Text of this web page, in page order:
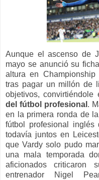
Aunque el ascenso de
mayo se anunció su
altura en
tras pagar un millón de
objetivos,
del fútbol profesional .
en la primera ronda de
fútbol profesional
todavía juntos en
que Vardy solo pudo
una mala temporada
aficionados
entrenador Nigel